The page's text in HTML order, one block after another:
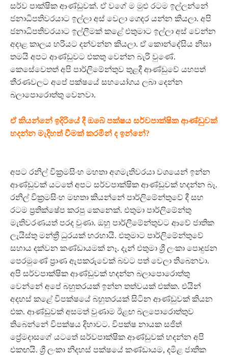
සර්ව පාක්ෂික ආණ්ඩුවක්. ඒ වගේ ම මුළු රටම ඉල්ලන්නේ
ජනාධිපතිවරයාට ඉල්ලා අස් වෙලා ගෙදර යන්න කියලා. අපි
ජනාධිපතිවරයාට ඉල්ලීමක් කළේ එතුමාට ඉල්ලා අස් වෙන්න
අදාළ කාලය හරියට දන්වන්න කියලා. ඒ කොන්දේසිය නිසා
තමයි අපට ආණ්ඩුවට එකතු වෙන්න බැරි වුණේ.
කෙසේවෙතත් අපි පාර්ලිමේන්තුව තුළදී ආණ්ඩුවේ යහපත්
තීරණවලට අපේ පක්ෂයේ සහයෝගය ලබා දෙන්න
බලාපොරොත්තු වෙනවා.
ඒ කියන්නේ ඉදිරියේ දී ඔබේ පක්ෂය සර්වපාක්ෂික ආණ්ඩුවක්
හදන්න මැදිහත් වීමක් කරමින් ද ඉන්නේ?
අපට රනිල් වික්‍රමසිංහ මහතා අගමැතිවරයා වශයෙන් ඉන්න
ආණ්ඩුවක් යටතේ අපට සර්වපාක්ෂික ආණ්ඩුවක් හදන්න බෑ.
රනිල් වික්‍රමසිංහ මහතා කියන්නේ පාර්ලිමේන්තුවේ දී සහ
රටම ප්‍රතික්ෂේප කරපු කෙනෙක්. එතුමා පාර්ලිමේන්තු
මැතිවරණයත් පරද වුණා. ඔහු පාර්ලිමේන්තුවට ආවේ ජාතික
ලැයිස්තු මන්ත්‍රී ධුරයක් හරහායි. එතුමාට පාර්ලිමේන්තුවේ
සහාය දක්වන කණ්ඩායමක් නෑ. දැන් එතුමා ශ්‍රී ලංකා පොදුජන
පෙරමුණේ ප්‍රාණ ඇපකරුවෙක් බවට පත් වෙලා තිබෙනවා.
අපි සර්වපාක්ෂික ආණ්ඩුවක් හදන්න බලාපොරොත්තු
වෙන්නේ අපේ බහුතරයක් ඉන්න තත්වයක් එක්ක. එයින්
අදහස් කළේ විපක්ෂයේ බහුතරයක් සිටින ආණ්ඩුවක් කියන
එක. ආණ්ඩුවක් අසමත් වුණාම ඊළඟ බලපොරොත්තුව
තිබෙන්නේ විපක්ෂය දිහාවට. විපක්ෂ නායක සජිත්
ප්‍රේමදාසගේ යටතේ සර්වපාක්ෂික ආණ්ඩුවක් හදන්න අපි
එකඟයි. ශ්‍රී ලංකා නිදහස් පක්ෂයේ කණ්ඩායම, දමිළ ජාතික